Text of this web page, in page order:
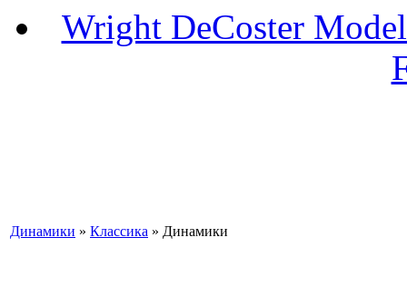
Wright DeCoster
Динамики » Классика » Динамики